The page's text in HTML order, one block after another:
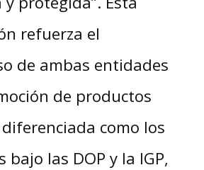
refuerza el
de ambas entidades
de productos
como los
bajo las DOP y la IGP,